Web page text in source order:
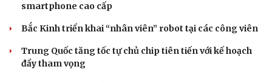
smartphone cao cấp
Bắc Kinh triển khai “nhân viên” robot tại các công viên
Trung Quốc tăng tốc tự chủ chip tiên tiến với kế hoạch
đầy tham vọng